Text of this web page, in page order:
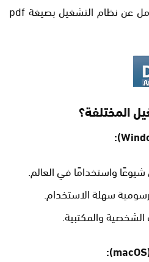
يُمكنك تحميل بحث شامل عن نظام التشغيل بصيغة pdf
المختلفة؟
واستخدامًا في العالم.
سهلة الاستخدام.
والمكتبية.